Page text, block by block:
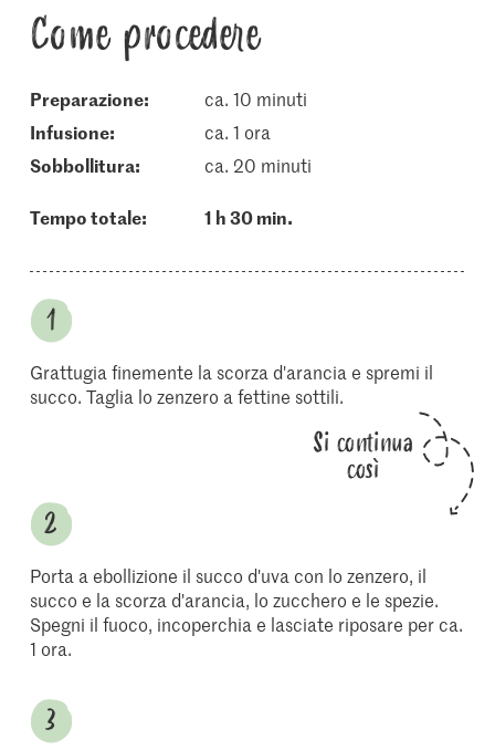
Come procedere
Preparazione:
ca. 10 minuti
infusione:
ca. 1 ora
sobbollitura:
ca. 20 minuti
Tempo totale: 1 h 30 min.
Grattugia finemente la scorza d'arancia e spremi il
succo. Taglia lo zenzero a fettine sottili.
Si continua
così
Porta a ebollizione il succo d'uva con lo zenzero, il
succo e la scorza d'arancia, lo zucchero e le spezie.
Spegni il fuoco, incoperchia e lasciate riposare per ca.
1 ora.